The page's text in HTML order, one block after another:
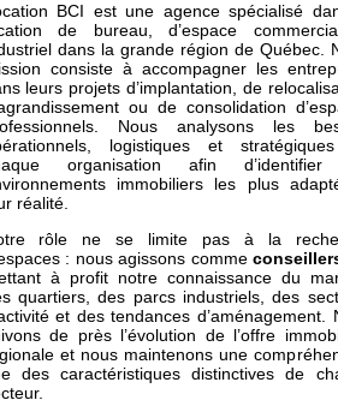
BCI est une agence spécialisé
de bureau, d’espace
dans la grande région de Québec.
consiste à accompagner les
leurs projets d’implantation, de
ou de consolidation
Nous analysons les
logistiques et
organisation afin
immobiliers les plus
réalité.
rôle ne se limite pas à la
: nous agissons comme
à profit notre connaissance du
quartiers, des parcs industriels, des
et des tendances d’aménagement.
de près l’évolution de l’offre
et nous maintenons une
des caractéristiques distinctives de